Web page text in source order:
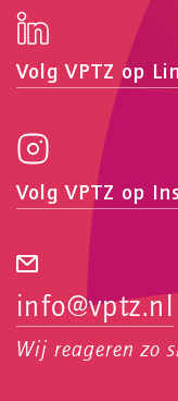
Volg VPTZ op
Volg VPTZ op
info@vptz.nl
Wij reageren zo